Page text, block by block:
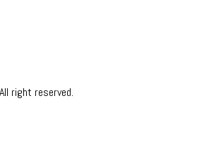
right reserved.